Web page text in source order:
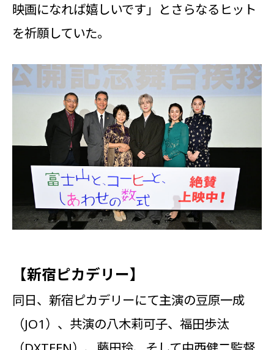
映画になれば嬉しいです」とさらなるヒット
を祈願していた。
【新宿ピカデリー】
同日、新宿ピカデリーにて主演の豆原一成
（JO1）、共演の八木莉可子、福田歩汰